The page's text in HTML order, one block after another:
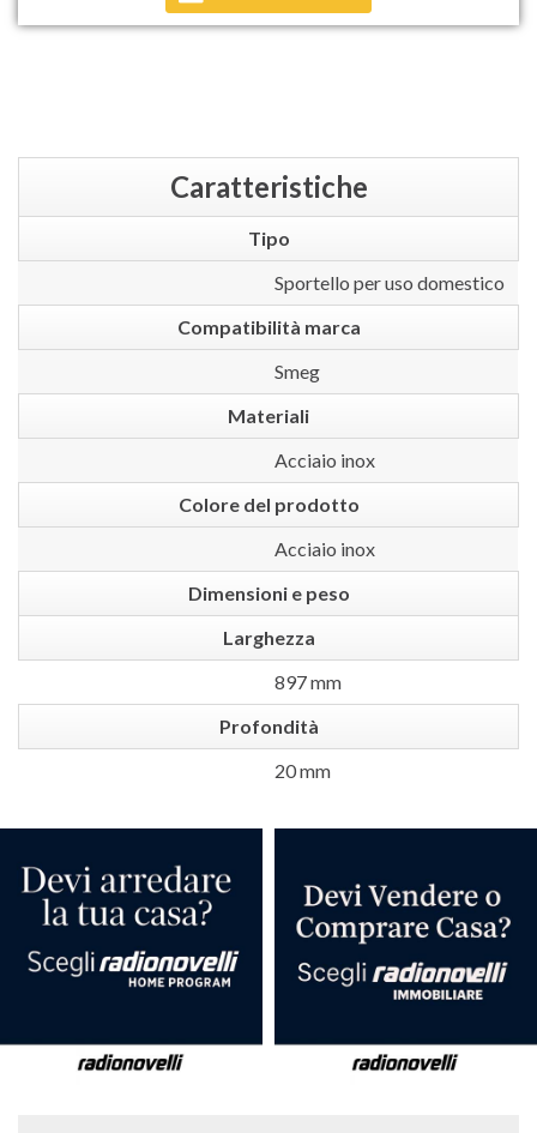
Caratteristiche
Tipo
Sportello per uso domestico
Compatibilità marca
Smeg
Materiali
Acciaio inox
Colore del prodotto
Acciaio inox
Dimensioni e peso
Larghezza
897 mm
Profondità
20 mm